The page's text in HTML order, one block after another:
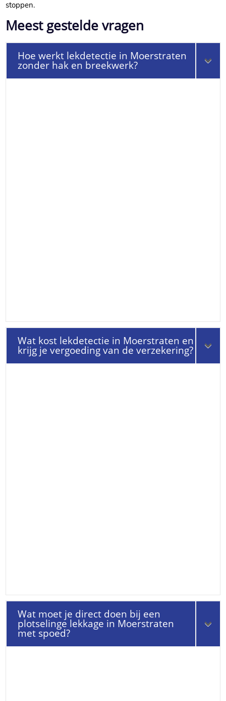
stoppen.​
Meest gestelde vragen
Hoe werkt lekdetectie in Moerstraten
zonder hak en breekwerk?
Wat kost lekdetectie in Moerstraten en
krijg je vergoeding van de verzekering?
Wat moet je direct doen bij een
plotselinge lekkage in Moerstraten
met spoed?